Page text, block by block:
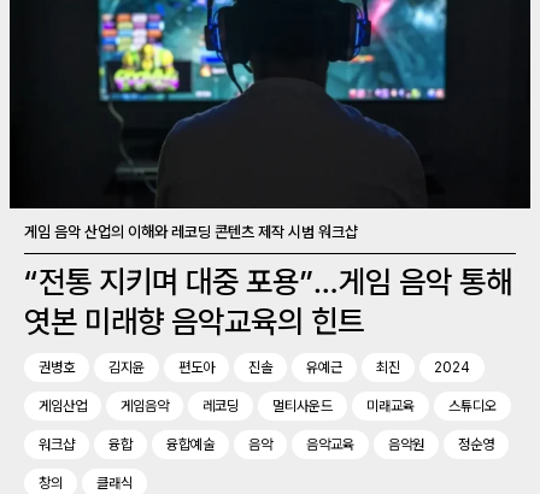
게임 음악 산업의 이해와 레코딩 콘텐츠 제작 시범 워크샵
“전통 지키며 대중 포용”…게임 음악 통해
엿본 미래향 음악교육의 힌트
권병호 김지윤 편도아 진솔 유예근 최진 2024
게임산업 게임음악 레코딩 멀티사운드 미래교육 스튜디오
워크샵 융합 융합예술 음악 음악교육 음악원 정순영
창의 클래식